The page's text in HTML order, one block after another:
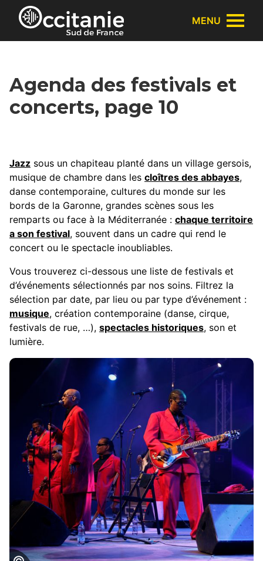
Panneau de gestion des cookies
MENU
Agenda des festivals et
concerts, page 10
Jazz sous un chapiteau planté dans un village gersois,
musique de chambre dans les cloîtres des abbayes,
danse contemporaine, cultures du monde sur les
bords de la Garonne, grandes scènes sous les
remparts ou face à la Méditerranée : chaque territoire
a son festival, souvent dans un cadre qui rend le
concert ou le spectacle inoubliables.
Vous trouverez ci-dessous une liste de festivals et
d’événements sélectionnés par nos soins. Filtrez la
sélection par date, par lieu ou par type d’événement :
musique, création contemporaine (danse, cirque,
festivals de rue, …), spectacles historiques, son et
lumière.